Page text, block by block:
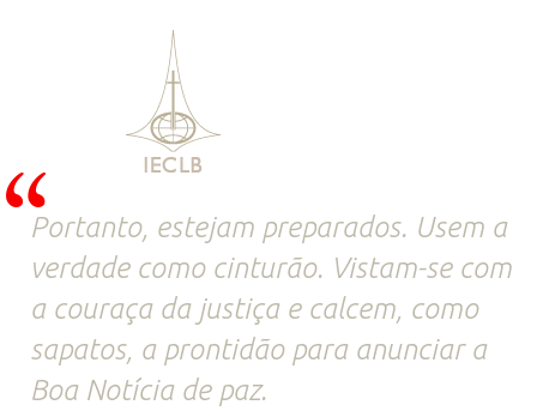
Portanto, estejam preparados. Usem a
verdade como cinturão. Vistam-se com
a couraça da justiça e calcem, como
sapatos, a prontidão para anunciar a
Boa Notícia de paz.